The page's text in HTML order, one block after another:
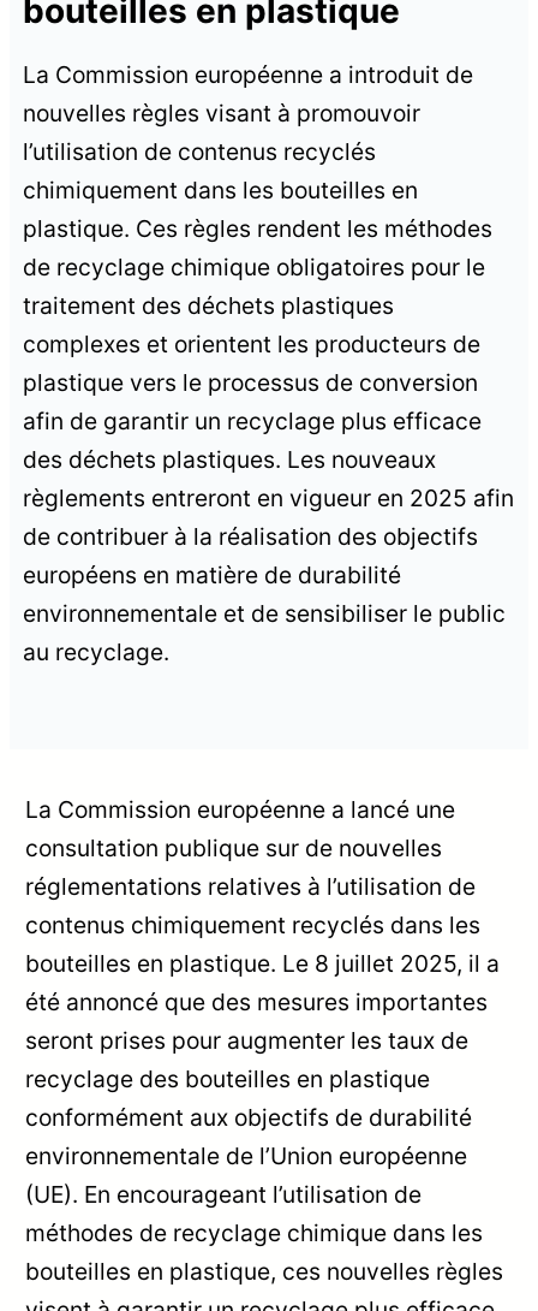
bouteilles en plastique
La Commission européenne a introduit de
nouvelles règles visant à promouvoir
l’utilisation de contenus recyclés
chimiquement dans les bouteilles en
plastique. Ces règles rendent les méthodes
de recyclage chimique obligatoires pour le
traitement des déchets plastiques
complexes et orientent les producteurs de
plastique vers le processus de conversion
afin de garantir un recyclage plus efficace
des déchets plastiques. Les nouveaux
règlements entreront en vigueur en 2025 afin
de contribuer à la réalisation des objectifs
européens en matière de durabilité
environnementale et de sensibiliser le public
au recyclage.
La Commission européenne a lancé une
consultation publique sur de nouvelles
réglementations relatives à l’utilisation de
contenus chimiquement recyclés dans les
bouteilles en plastique. Le 8 juillet 2025, il a
été annoncé que des mesures importantes
seront prises pour augmenter les taux de
recyclage des bouteilles en plastique
conformément aux objectifs de durabilité
environnementale de l’Union européenne
(UE). En encourageant l’utilisation de
méthodes de recyclage chimique dans les
bouteilles en plastique, ces nouvelles règles